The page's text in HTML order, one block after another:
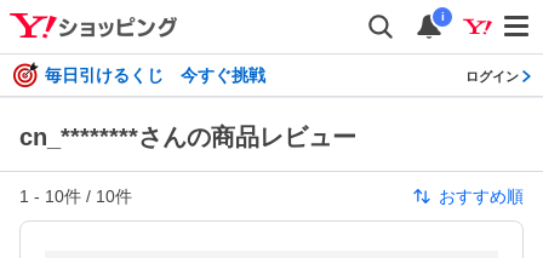
i
毎日引けるくじ 今すぐ挑戦 ログイン
cn_********さんの商品レビュー
1 - 10件 / 10件 おすすめ順